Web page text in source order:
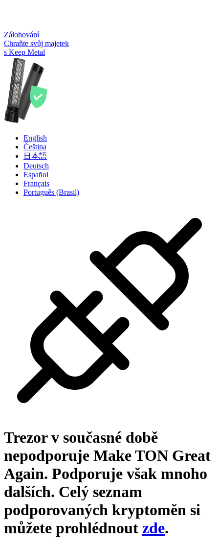
Zálohování
Chraňte svůj majetek
s Keep Metal
English
Čeština
日本語
Deutsch
Español
Français
Português (Brasil)
Trezor v současné době
nepodporuje Make TON Great
Again. Podporuje však mnoho
dalších. Celý seznam
podporovaných kryptoměn si
můžete prohlédnout zde.